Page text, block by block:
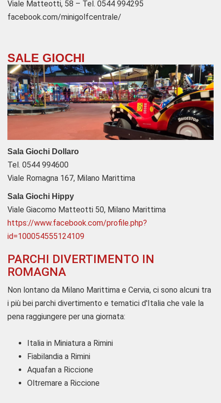
Viale Matteotti, 58 – Tel. 0544 994295
facebook.com/minigolfcentrale/
SALE GIOCHI
Sala Giochi Dollaro
Tel. 0544 994600
Viale Romagna 167, Milano Marittima
Sala Giochi Hippy
Viale Giacomo Matteotti 50, Milano Marittima
https://www.facebook.com/profile.php?
id=100054555124109
PARCHI DIVERTIMENTO IN
ROMAGNA
Non lontano da Milano Marittima e Cervia, ci sono alcuni tra
i più bei parchi divertimento e tematici d'Italia che vale la
pena raggiungere per una giornata:
Italia in Miniatura a Rimini
Fiabilandia a Rimini
Aquafan a Riccione
Oltremare a Riccione